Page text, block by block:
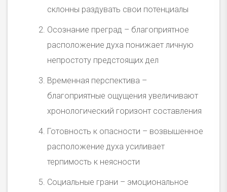
склонны раздувать свои потенциалы
Осознание преград – благоприятное
расположение духа понижает личную
непростоту предстоящих дел
Временная перспектива –
благоприятные ощущения увеличивают
хронологический горизонт составления
Готовность к опасности – возвышенное
расположение духа усиливает
терпимость к неясности
Социальные грани – эмоциональное